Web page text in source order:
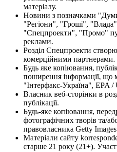
матеріалу.
Новини з позначками
"Регіони", "Гроші",
"Спецпроекти", "Промо"
реклами.
Розділ Спецпроекти
комерційними партнерами.
Будь яке копіювання,
поширення інформації, що
"Інтерфакс-Україна", EPA /
Власник веб-сторінки в
публікації.
Будь-яке копіювання,
фотографічних творів та/
правовласника Getty
Матеріали сайту
старше 21 року (21+).